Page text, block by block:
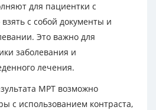
для пациентки с
с собой документы и
Это важно для
заболевания и
лечения.
МРТ возможно
с использованием контраста,